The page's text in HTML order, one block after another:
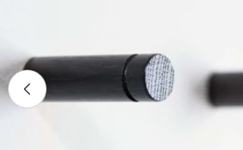
produit
le média 0 dans une fenêtre modale